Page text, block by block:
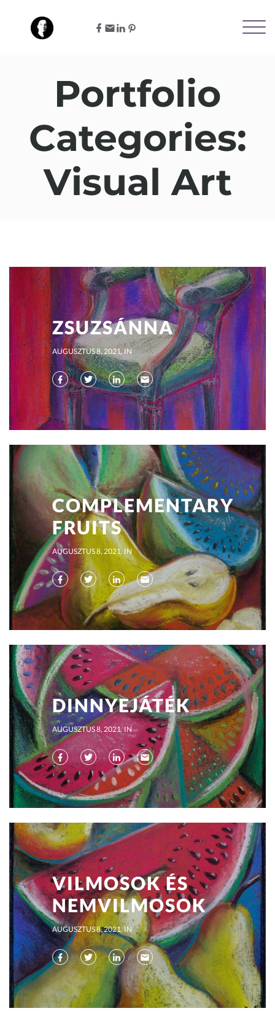
Portfolio
Categories:
Visual Art
ZSUZSÁNNA
AUGUSZTUS 8, 2021 IN
COMPLEMENTARY
FRUITS
AUGUSZTUS 8, 2021 IN
DINNYEJÁTÉK
AUGUSZTUS 8, 2021 IN
VILMOSOK ÉS
NEMVILMOSOK
AUGUSZTUS 8, 2021 IN